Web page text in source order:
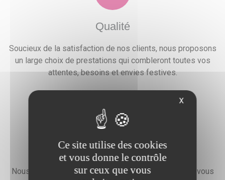
Qualité
Soucieux de la satisfaction de nos clients, nous proposons
un large choix de prestations qui combleront toutes vos
attentes, besoins et envies festives.
Devis gratuit
Nous faisons preuve d'une grande disponibilité pour vous
X
Ce site utilise des cookies
et vous donne le contrôle
sur ceux que vous